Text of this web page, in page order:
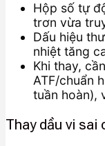
Hộp số tự
trơn vừa
Dấu hiệu
nhiệt tăng
Khi thay,
ATF/chuẩn
tuần hoàn),
Thay dầu vi sai